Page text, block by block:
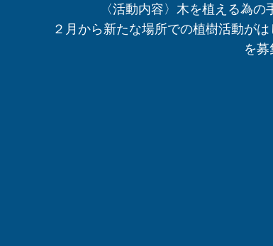
〈活動内容〉 木を植える為の
２月から新たな場所での植樹活動が
を募